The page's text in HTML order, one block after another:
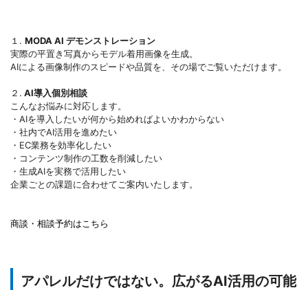
１. MODA AI デモンストレーション
実際の平置き写真からモデル着用画像を生成。
AIによる画像制作のスピードや品質を、その場でご覧いただけます。
２. AI導入個別相談
こんなお悩みに対応します。
・AIを導入したいが何から始めればよいかわからない
・社内でAI活用を進めたい
・EC業務を効率化したい
・コンテンツ制作の工数を削減したい
・生成AIを実務で活用したい
企業ごとの課題に合わせてご案内いたします。
商談・相談予約はこちら
アパレルだけではない。広がるAI活用の可能